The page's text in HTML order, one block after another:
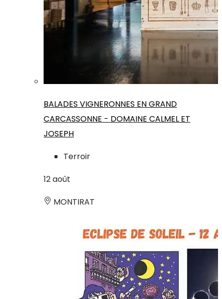
BALADES VIGNERONNES EN GRAND
CARCASSONNE - DOMAINE CALMEL ET
JOSEPH
Terroir
12août
MONTIRAT